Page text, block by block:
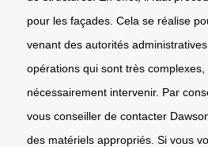
pour les façades. Cela se réalise
venant des autorités
opérations qui sont très
nécessairement intervenir. Par
vous conseiller de contacter
des matériels appropriés. Si vous